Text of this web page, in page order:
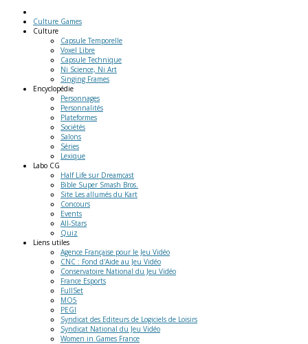
Culture Games
Culture
Capsule Temporelle
Voxel Libre
Capsule Technique
Ni Science, Ni Art
Singing Frames
Encyclopédie
Personnages
Personnalités
Plateformes
Sociétés
Salons
Séries
Lexique
Labo CG
Half Life sur Dreamcast
Bible Super Smash Bros.
Site Les allumés du Kart
Concours
Events
All-Stars
Quiz
Liens utiles
Agence Française pour le Jeu Vidéo
CNC : Fond d'Aide au Jeu Vidéo
Conservatoire National du Jeu Vidéo
France Esports
FullSet
MO5
PEGI
Syndicat des Editeurs de Logiciels de Loisirs
Syndicat National du Jeu Vidéo
Women in Games France